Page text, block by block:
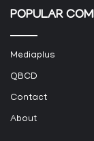
POPULAR
Mediaplus
QBCD
Contact
About